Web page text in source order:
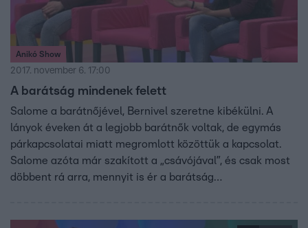
Anikó Show
2017. november 6. 17:00
A barátság mindenek felett
Salome a barátnőjével, Bernivel szeretne kibékülni. A
lányok éveken át a legjobb barátnők voltak, de egymás
párkapcsolatai miatt megromlott közöttük a kapcsolat.
Salome azóta már szakított a „csávójával”, és csak most
döbbent rá arra, mennyit is ér a barátság…